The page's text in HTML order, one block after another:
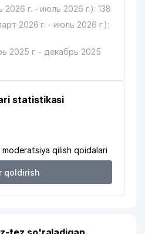
г. - июль 2026 г.): 138
2026 г. - июль 2026 г.):
2025 г. - декабрь 2025
statistikasi
qilish qoidalari
qoldirish